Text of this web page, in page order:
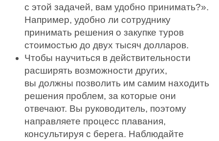
с этой задачей, вам удобно принимать?».
Например, удобно ли сотруднику
принимать решения о закупке туров
стоимостью до двух тысяч долларов.
Чтобы научиться в действительности
расширять возможности других,
вы должны позволить им самим находить
решения проблем, за которые они
отвечают. Вы руководитель, поэтому
направляете процесс плавания,
консультируя с берега. Наблюдайте